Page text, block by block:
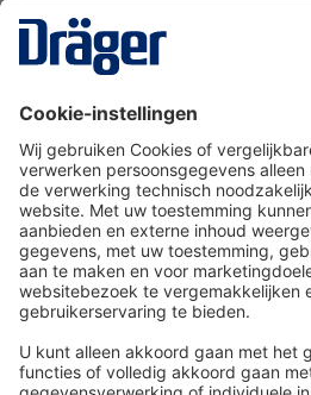
Dräger klantenservice
Over Dräger
Bestellen in onze webshop
Community